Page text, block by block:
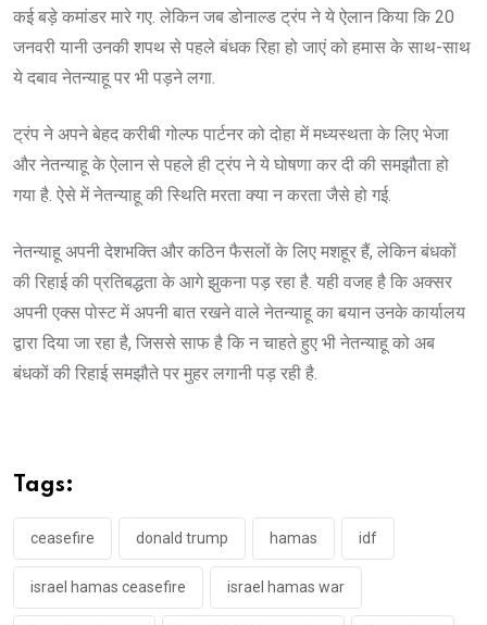
कई बड़े कमांडर मारे गए. लेकिन जब डोनाल्ड ट्रंप ने ये ऐलान किया कि 20
जनवरी यानी उनकी शपथ से पहले बंधक रिहा हो जाएं को हमास के साथ-साथ
ये दबाव नेतन्याहू पर भी पड़ने लगा.
ट्रंप ने अपने बेहद करीबी गोल्फ पार्टनर को दोहा में मध्यस्थता के लिए भेजा
और नेतन्याहू के ऐलान से पहले ही ट्रंप ने ये घोषणा कर दी की समझौता हो
गया है. ऐसे में नेतन्याहू की स्थिति मरता क्या न करता जैसे हो गई.
नेतन्याहू अपनी देशभक्ति और कठिन फैसलों के लिए मशहूर हैं, लेकिन बंधकों
की रिहाई की प्रतिबद्धता के आगे झुकना पड़ रहा है. यही वजह है कि अक्सर
अपनी एक्स पोस्ट में अपनी बात रखने वाले नेतन्याहू का बयान उनके कार्यालय
द्वारा दिया जा रहा है, जिससे साफ है कि न चाहते हुए भी नेतन्याहू को अब
बंधकों की रिहाई समझौते पर मुहर लगानी पड़ रही है.
Tags:
ceasefire donald trump hamas idf
israel hamas ceasefire israel hamas war